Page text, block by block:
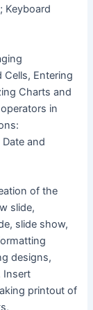
Keyboard
Entering
Charts and
in
and
of the
slide,
slide show,
designs,
Insert
printout of